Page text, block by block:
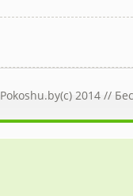
Pokoshu.by(c) 2014 //